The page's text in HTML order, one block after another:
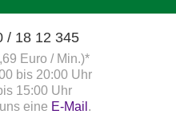
/ 18 12 345
Euro / Min.)*
bis 20:00 Uhr
15:00 Uhr
eine E-Mail .